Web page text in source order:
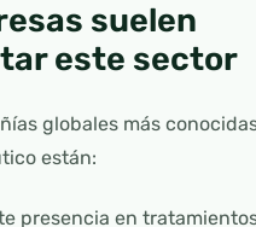
suelen
este sector
globales más
están:
presencia en